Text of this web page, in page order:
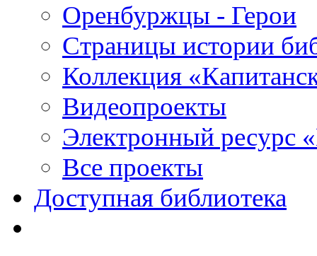
Оренбуржцы - Герои
Страницы истории
Коллекция
Видеопроекты
Электронный ресурс
Все проекты
Доступная библиотека